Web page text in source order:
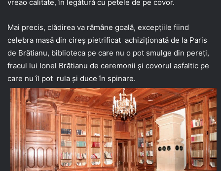
vreao calitate, în legătură cu petele de pe covor.
Mai precis, clădirea va rămâne goală, excepțiile fiind
celebra masă din cireș pietrificat achiziționată de la Paris
de Brătianu, biblioteca pe care nu o pot smulge din pereți,
fracul lui Ionel Brătianu de ceremonii și covorul asfaltic pe
care nu îl pot rula și duce în spinare.